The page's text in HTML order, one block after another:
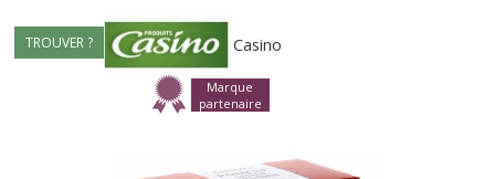
TROUVER ? Casino
Marque
partenaire